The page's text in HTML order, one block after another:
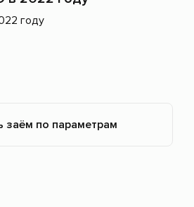
году
заём по параметрам